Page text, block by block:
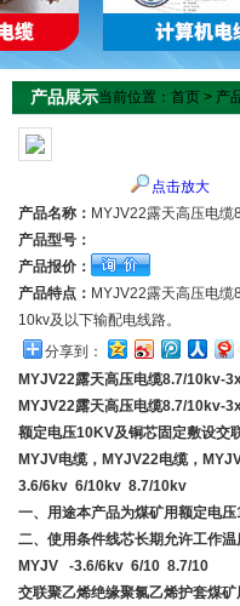
产品展示当前位置： 首页 > 产
点击放大
产品名称： MYJV22露天高压电
产品型号：
产品报价：
产品特点： MYJV22露天高压电
10kv及以下输配电线路。
分享到：
MYJV22露天高压电缆8.7/10kv-
MYJV22露天高压电缆8.7/10kv-
额定电压10KV及铜芯固定敷设交
MYJV电缆，MYJV22电缆，
3.6/6kv 6/10kv 8.7/10kv
一、用途本产品为煤矿用额定电
二、使用条件线芯长期允许工作
MYJV -3.6/6kv 6/10 8.7/10
交联聚乙烯绝缘聚氯乙烯护套煤